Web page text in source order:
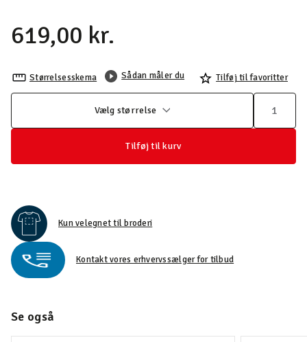
619,00 kr.
Størrelsesskema Sådan måler du Tilføj til favoritter
Vælg størrelse
Tilføj til kurv
Kun velegnet til broderi
Kontakt vores erhvervssælger for tilbud
Se også